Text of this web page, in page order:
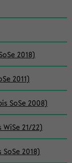
2018)
2011)
SoSe 2008)
21/22)
2018)